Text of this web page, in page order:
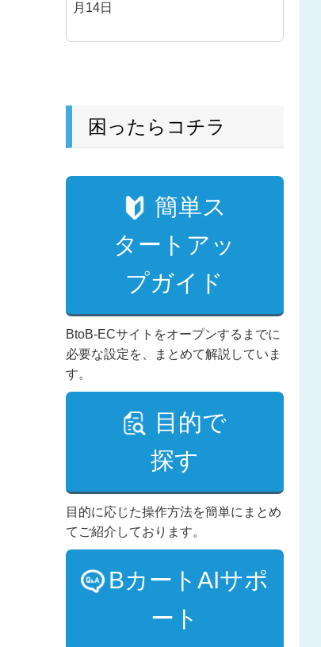
月14日
困ったらコチラ
簡単ス
タートアッ
プガイド
BtoB-ECサイトをオープンするまでに
必要な設定を、まとめて解説していま
す。
目的で
探す
目的に応じた操作方法を簡単にまとめ
てご紹介しております。
BカートAIサポ
ート